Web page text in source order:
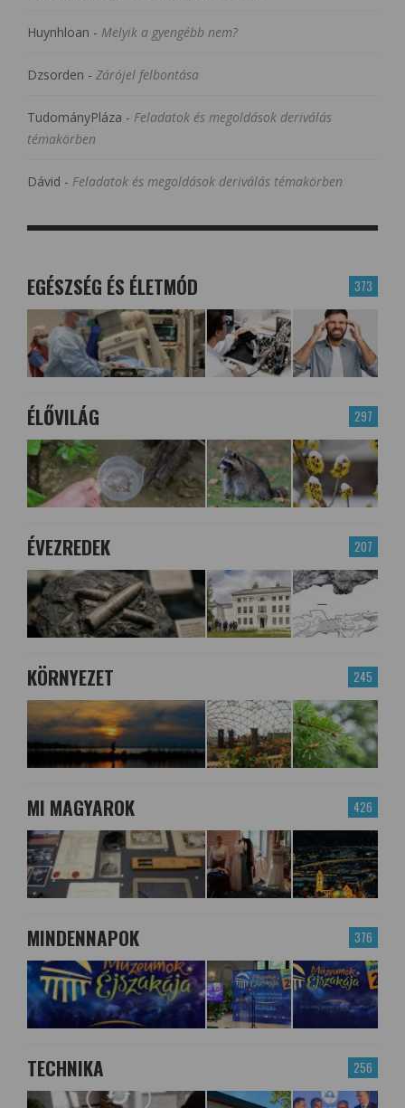
Huynhloan - Melyik a gyengébb nem?
Dzsorden - Zárójel felbontása
TudományPláza - Feladatok és megoldások deriválás
témakörben
Dávid - Feladatok és megoldások deriválás témakörben
373
EGÉSZSÉG ÉS ÉLETMÓD
297
ÉLŐVILÁG
207
ÉVEZREDEK
245
KÖRNYEZET
426
MI MAGYAROK
376
MINDENNAPOK
256
TECHNIKA